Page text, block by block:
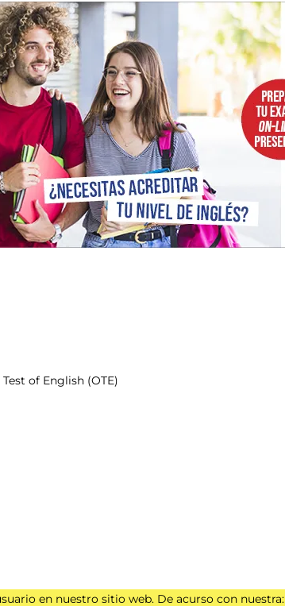
of English (OTE)
en nuestro sitio web. De acurso con nuestra: